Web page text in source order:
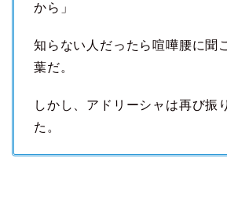
から」
知らない人だったら喧嘩腰に聞
葉だ。
しかし、アドリーシャは再び振
た。